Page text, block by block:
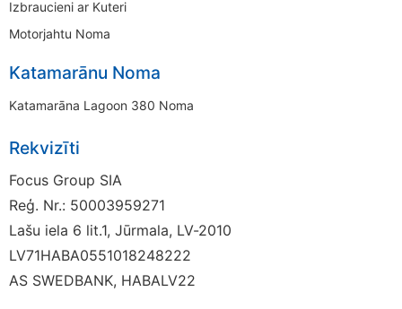
Izbraucieni ar Kuteri
Motorjahtu Noma
Katamarānu Noma
Katamarāna Lagoon 380 Noma
Rekvizīti
Focus Group SIA
Reģ. Nr.: 50003959271
Lašu iela 6 lit.1, Jūrmala, LV-2010
LV71HABA0551018248222
AS SWEDBANK, HABALV22